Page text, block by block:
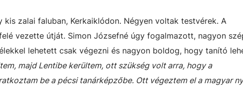
zalai faluban, Kerkaiklódon. Négyen voltak testvérek. A
vezette útját. Simon Józsefné úgy fogalmazott, nagyon
lehetett csak végezni és nagyon boldog, hogy tanító
majd Lentibe kerültem, ott szükség volt arra, hogy a
be a pécsi tanárképzőbe. Ott végeztem el a magyar